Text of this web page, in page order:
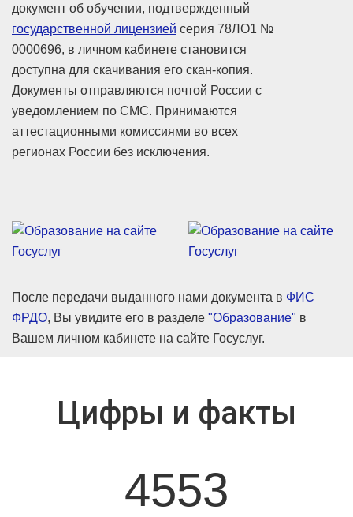
документ об обучении, подтвержденный
государственной лицензией серия 78ЛО1 №
0000696, в личном кабинете становится
доступна для скачивания его скан-копия.
Документы отправляются почтой России с
уведомлением по СМС. Принимаются
аттестационными комиссиями во всех
регионах России без исключения.
После передачи выданного нами документа в ФИС
ФРДО, Вы увидите его в разделе "Образование" в
Вашем личном кабинете на сайте Госуслуг.
Цифры и факты
4553